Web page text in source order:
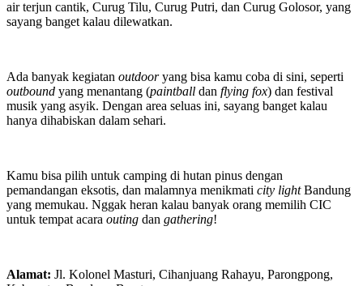
air terjun cantik, Curug Tilu, Curug Putri, dan Curug Golosor, yang
sayang banget kalau dilewatkan.
Ada banyak kegiatan outdooryang bisa kamu coba di sini, seperti
outbound yang menantang (paintball dan flying fox) dan festival
musik yang asyik. Dengan area seluas ini, sayang banget kalau
hanya dihabiskan dalam sehari.
Kamu bisa pilih untuk camping di hutan pinus dengan
pemandangan eksotis, dan malamnya menikmati city lightBandung
yang memukau. Nggak heran kalau banyak orang memilih CIC
untuk tempat acara outing dan gathering!
Alamat: Jl. Kolonel Masturi, Cihanjuang Rahayu, Parongpong,